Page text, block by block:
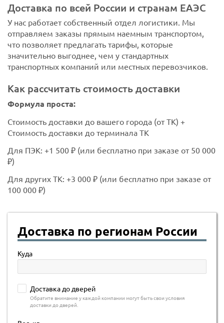
Доставка по всей России и странам ЕАЭС
У нас работает собственный отдел логистики. Мы
отправляем заказы прямым наемным транспортом,
что позволяет предлагать тарифы, которые
значительно выгоднее, чем у стандартных
транспортных компаний или местных перевозчиков.
Как рассчитать стоимость доставки
Формула проста:
Стоимость доставки до вашего города (от ТК) +
Стоимость доставки до терминала ТК
Для ПЭК: +1 500 ₽ (или бесплатно при заказе от 50 000
₽)
Для других ТК: +3 000 ₽ (или бесплатно при заказе от
100 000 ₽)
Доставка по регионам России
Куда
Доставка до дверей
Обратите внимание у каждой компании могут быть свои условия
доставки до дверей.